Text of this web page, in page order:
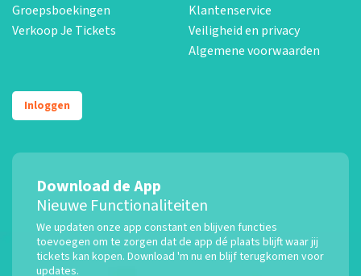
Groepsboekingen
Verkoop Je Tickets
Klantenservice
Veiligheid en privacy
Algemene voorwaarden
Inloggen
Download de App
Nieuwe Functionaliteiten
We updaten onze app constant en blijven functies
toevoegen om te zorgen dat de app dé plaats blijft waar jij
tickets kan kopen. Download 'm nu en blijf terugkomen voor
updates.